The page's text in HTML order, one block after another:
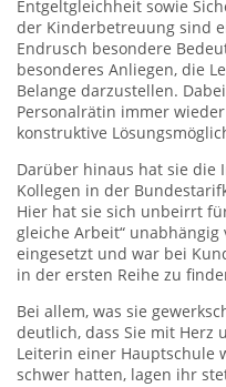
Entgeltgleichheit sowie
der Kinderbetreuung sind
Endrusch besondere
besonderes Anliegen, die
Belange darzustellen.
Personalrätin immer
konstruktive
Darüber hinaus hat sie die
Kollegen in der
Hier hat sie sich unbeirrt
gleiche Arbeit“
eingesetzt und war bei
in der ersten Reihe zu
Bei allem, was sie
deutlich, dass Sie mit Herz
Leiterin einer Hauptschule
schwer hatten, lagen ihr